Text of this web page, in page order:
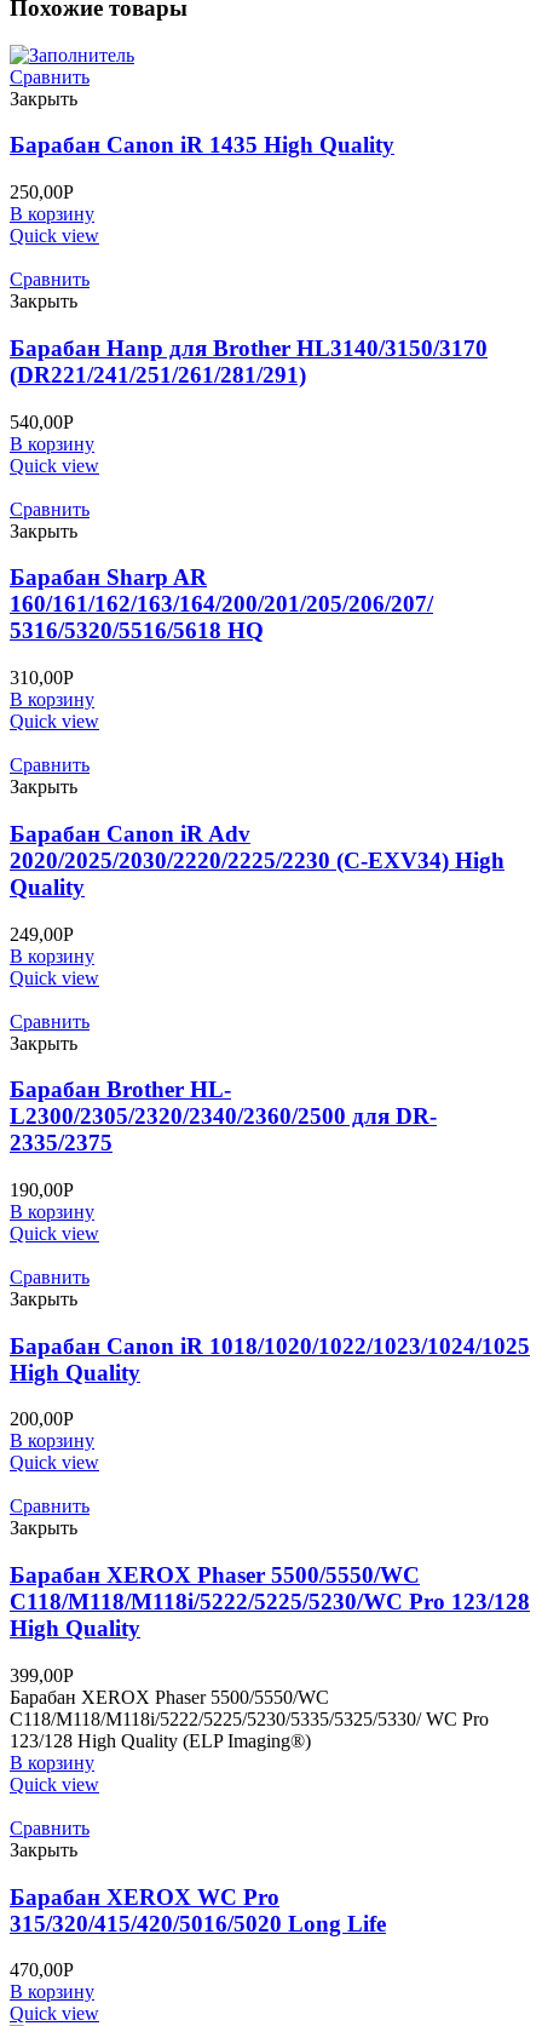
(10TK)
Похожие товары
Сравнить
Закрыть
Барабан Canon iR 1435 High Quality
250,00Р
В корзину
Quick view
Сравнить
Закрыть
Барабан Hanp для Brother HL3140/3150/3170
(DR221/241/251/261/281/291)
540,00Р
В корзину
Quick view
Сравнить
Закрыть
Барабан Sharp AR
160/161/162/163/164/200/201/205/206/207/
5316/5320/5516/5618 HQ
310,00Р
В корзину
Quick view
Сравнить
Закрыть
Барабан Canon iR Adv
2020/2025/2030/2220/2225/2230 (C-EXV34) High
Quality
249,00Р
В корзину
Quick view
Сравнить
Закрыть
Барабан Brother HL-
L2300/2305/2320/2340/2360/2500 для DR-
2335/2375
190,00Р
В корзину
Quick view
Сравнить
Закрыть
Барабан Canon iR 1018/1020/1022/1023/1024/1025
High Quality
200,00Р
В корзину
Quick view
Сравнить
Закрыть
Барабан XEROX Phaser 5500/5550/WC
C118/M118/M118i/5222/5225/5230/WC Pro 123/128
High Quality
399,00Р
Барабан XEROX Phaser 5500/5550/WC
C118/M118/M118i/5222/5225/5230/5335/5325/5330/ WC Pro
123/128 High Quality (ELP Imaging®)
В корзину
Quick view
Сравнить
Закрыть
Барабан XEROX WC Pro
315/320/415/420/5016/5020 Long Life
470,00Р
В корзину
Quick view